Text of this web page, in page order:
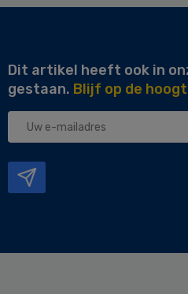
Dit artikel heeft ook in
gestaan. Blijf op de
Uw